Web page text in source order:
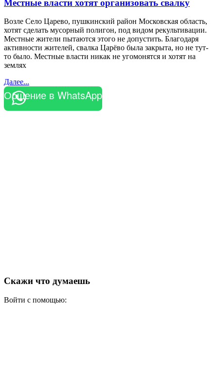
Местные власти хотят организовать свалку
Возле Село Царево, пушкинский район Московская область,
хотят сделать мусорный полигон, под видом рекультивации.
Местные жители пытаются этого не допустить. Благодаря
активности жителей, свалка Царёво была закрыта, но не тут-
то было. Местные власти никак не угомонятся и хотят на
землях
Далее...
Общение в WhatsApp
Скажи что думаешь
Войти с помощью: